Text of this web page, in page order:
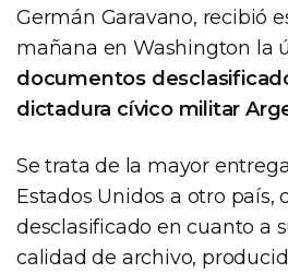
Germán Garavano, recibió
mañana en Washington la
documentos
dictadura cívico militar
Se trata de la mayor
Estados Unidos a otro país,
desclasificado en cuanto a
calidad de archivo,